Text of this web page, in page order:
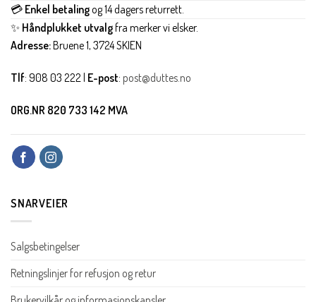
💳 Enkel betalingog 14 dagers returrett.
✨ Håndplukket utvalgfra merker vi elsker.
Adresse:Bruene 1, 3724 SKIEN
Tlf: 908 03 222 | E-post: post@duttes.no
ORG.NR 820 733 142 MVA
SNARVEIER
Salgsbetingelser
Retningslinjer for refusjon og retur